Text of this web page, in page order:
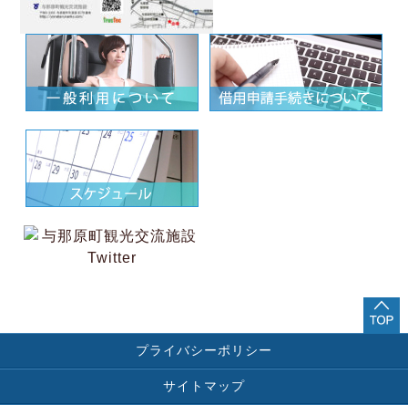
プライバシーポリシー
サイトマップ